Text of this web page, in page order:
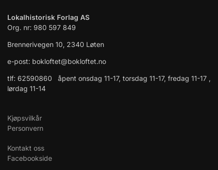
Lokalhistorisk Forlag AS
Org. nr: 980 597 849
Brennerivegen 10, 2340 Løten
e-post: bokloftet@bokloftet.no
tlf: 62590860 åpent onsdag 11-17, torsdag 11-17, fredag 11-17 ,
lørdag 11-14
Kjøpsvilkår
Personvern
Kontakt oss
Facebookside